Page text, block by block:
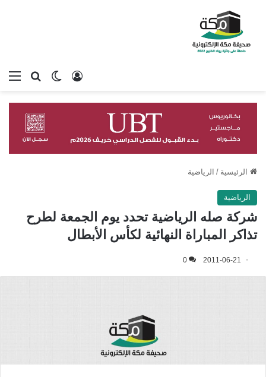
بحثالوضع
تسجيل الدخول
الرئيسية / الرياضية
الرياضية
شركة صله الرياضية تحدد يوم الجمعة لطرح
تذاكر المباراة النهائية لكأس الأبطال
2011-06-21
0